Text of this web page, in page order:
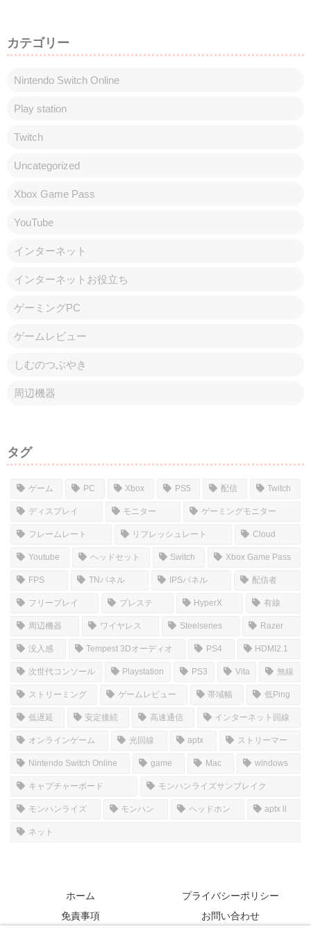
カテゴリー
Nintendo Switch Online
Play station
Twitch
Uncategorized
Xbox Game Pass
YouTube
インターネット
インターネットお役立ち
ゲーミングPC
ゲームレビュー
しむのつぶやき
周辺機器
タグ
ゲーム PC Xbox PS5 配信 Twitch
ディスプレイ モニター ゲーミングモニター
フレームレート リフレッシュレート Cloud
Youtube ヘッドセット Switch Xbox Game Pass
FPS TNパネル IPSパネル 配信者
フリープレイ プレステ HyperX 有線
周辺機器 ワイヤレス Steelseries Razer
没入感 Tempest 3Dオーディオ PS4 HDMI2.1
次世代コンソール Playstation PS3 Vita 無線
ストリーミング ゲームレビュー 帯域幅 低Ping
低遅延 安定接続 高速通信 インターネット回線
オンラインゲーム 光回線 aptx ストリーマー
Nintendo Switch Online game Mac windows
キャプチャーボード モンハンライズサンブレイク
モンハンライズ モンハン ヘッドホン aptx ll
ネット
ホーム
プライバシーポリシー
免責事項
お問い合わせ